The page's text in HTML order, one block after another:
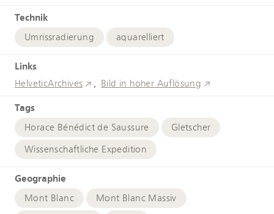
Technik
Umrissradierung aquarelliert
Links
HelveticArchives Bild in hoher Auflösung
Tags
Horace Bénédict de Saussure
Gletscher
Wissenschaftliche Expedition
Geographie
Mont Blanc
Mont Blanc Massiv